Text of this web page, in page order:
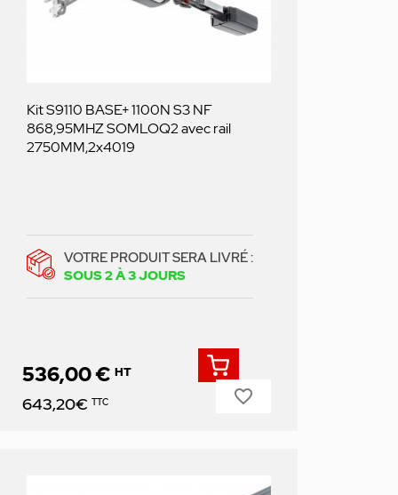
Kit S9110 BASE+ 1100N S3 NF
868,95MHZ SOMLOQ2 avec rail
2750MM,2x4019
VOTRE PRODUIT SERA LIVRÉ :
SOUS 2 À 3 JOURS
Prix
536,00 € HT
643,20€ TTC favorite_border